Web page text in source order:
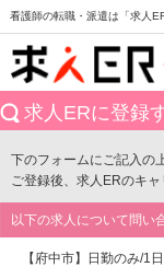
看護師の転職・派遣は「求人
求人ERに登録
下のフォームにご記入の
ご登録後、求人ERのキ
以下の求人について問い
【府中市】日勤のみ/1